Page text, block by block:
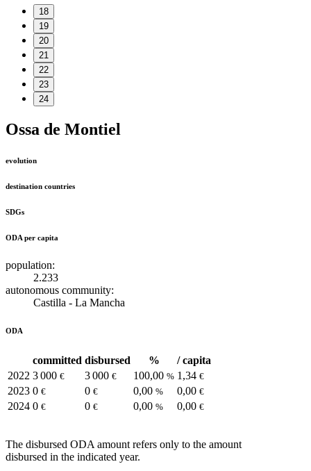
18
19
20
21
22
23
24
Ossa de Montiel
evolution
destination countries
SDGs
ODA per capita
population:
2.233
autonomous community:
Castilla - La Mancha
ODA
committed disbursed %
/ capita
2022 3 000 € 3 000 € 100,00 % 1,34 €
2023 0 € 0 € 0,00 % 0,00 €
2024 0 € 0 € 0,00 % 0,00 €
The disbursed ODA amount refers only to the amount
disbursed in the indicated year.